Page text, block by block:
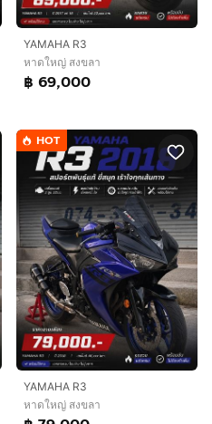
YAMAHA R3
หาดใหญ่ สงขลา
฿ 69,000
HOT
YAMAHA R3
หาดใหญ่ สงขลา